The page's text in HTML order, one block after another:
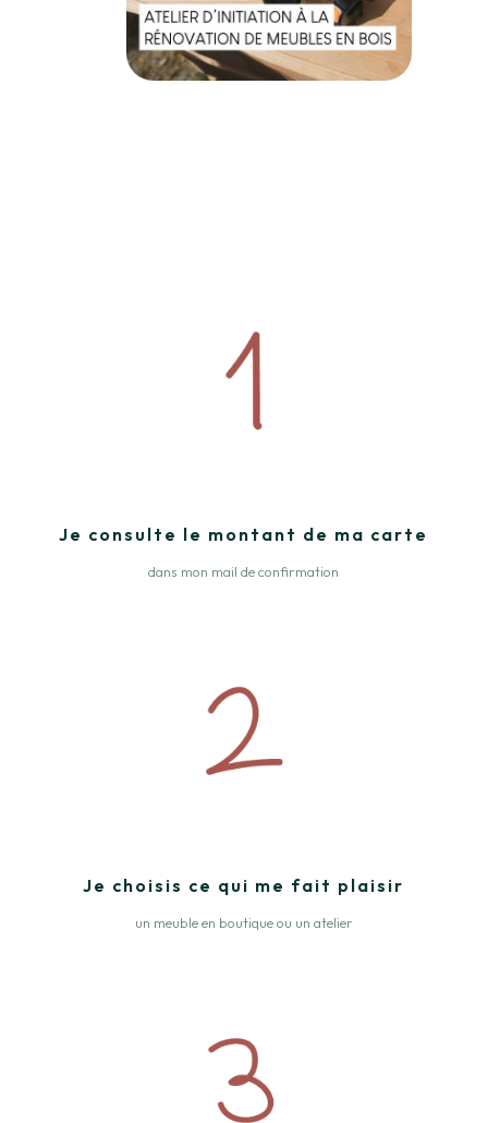
Je consulte le montant de ma carte
dans mon mail de confirmation
Je choisis ce qui me fait plaisir
un meuble en boutique ou un atelier